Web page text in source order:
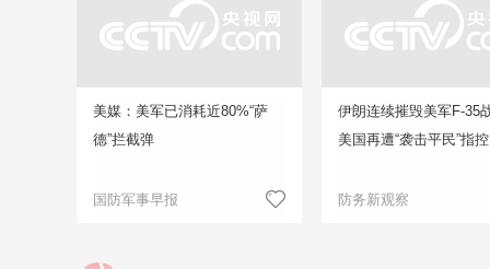
美媒：美军已消耗近80%“萨
德”拦截弹
国防军事早报
伊朗连续摧毁美军F-35
美国再遭“袭击平民”指控
防务新观察